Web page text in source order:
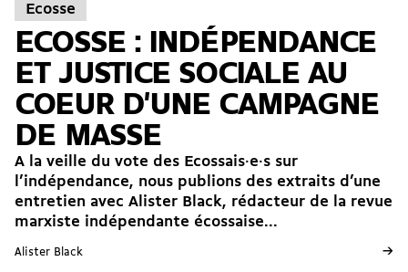
Ecosse
ECOSSE : INDÉPENDANCE
ET JUSTICE SOCIALE AU
COEUR D'UNE CAMPAGNE
DE MASSE
A la veille du vote des Ecossais·e·s sur
l’indépendance, nous publions des extraits d’une
entretien avec Alister Black, rédacteur de la revue
marxiste indépendante écossaise...
Alister Black →